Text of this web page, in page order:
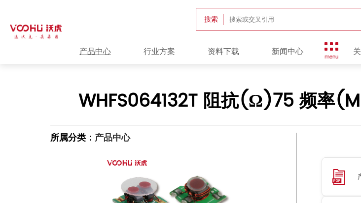
搜索
产品中心 行业方案 资料下载 新闻中心 menu
WHFS064132T 阻抗(Ω)75 频率
所属分类： 产品中心